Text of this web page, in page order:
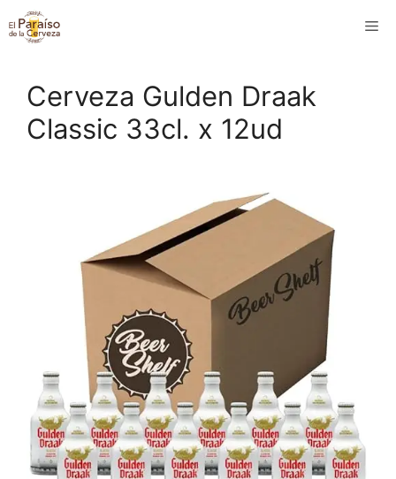
Saltar
al
Cerveza Gulden Draak
Classic 33cl. x 12ud